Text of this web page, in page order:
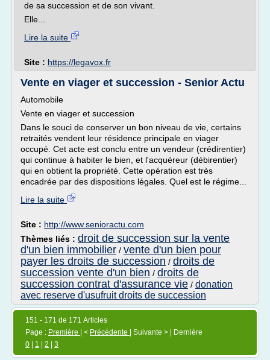
de sa succession et de son vivant.
Elle...
Lire la suite
Site : https://legavox.fr
Vente en viager et succession - Senior Actu
Automobile
Vente en viager et succession
Dans le souci de conserver un bon niveau de vie, certains
retraités vendent leur résidence principale en viager
occupé. Cet acte est conclu entre un vendeur (crédirentier)
qui continue à habiter le bien, et l'acquéreur (débirentier)
qui en obtient la propriété. Cette opération est très
encadrée par des dispositions légales. Quel est le régime...
Lire la suite
Site : http://www.senioractu.com
Thèmes liés : droit de succession sur la vente
d'un bien immobilier / vente d'un bien pour
payer les droits de succession / droits de
succession vente d'un bien / droits de
succession contrat d'assurance vie / donation
avec reserve d'usufruit droits de succession
151 - 171 de 171 Articles
Page : Première | < Précédente
| Suivante > | Dernière
0
1 2 3